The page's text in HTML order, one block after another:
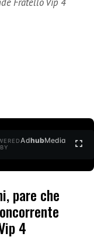
BY
AdhubMedia
pare che
4